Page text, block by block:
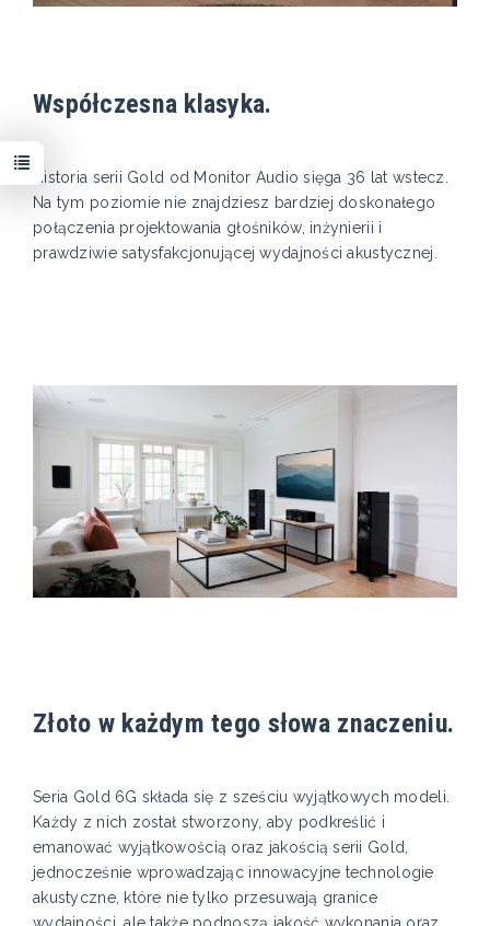
Współczesna klasyka.
Historia serii Gold od Monitor Audio sięga 36 lat wstecz.
Na tym poziomie nie znajdziesz bardziej doskonałego
połączenia projektowania głośników, inżynierii i
prawdziwie satysfakcjonującej wydajności akustycznej.
Złoto w każdym tego słowa znaczeniu.
Seria Gold 6G składa się z sześciu wyjątkowych modeli.
Każdy z nich został stworzony, aby podkreślić i
emanować wyjątkowością oraz jakością serii Gold,
jednocześnie wprowadzając innowacyjne technologie
akustyczne, które nie tylko przesuwają granice